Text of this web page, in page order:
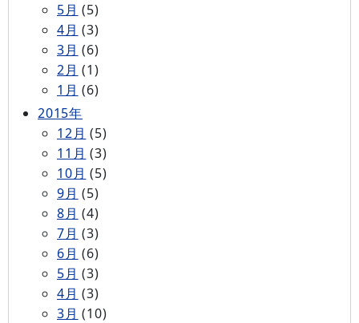
5月 (5)
4月 (3)
3月 (6)
2月 (1)
1月 (6)
2015年
12月 (5)
11月 (3)
10月 (5)
9月 (5)
8月 (4)
7月 (3)
6月 (6)
5月 (3)
4月 (3)
3月 (10)